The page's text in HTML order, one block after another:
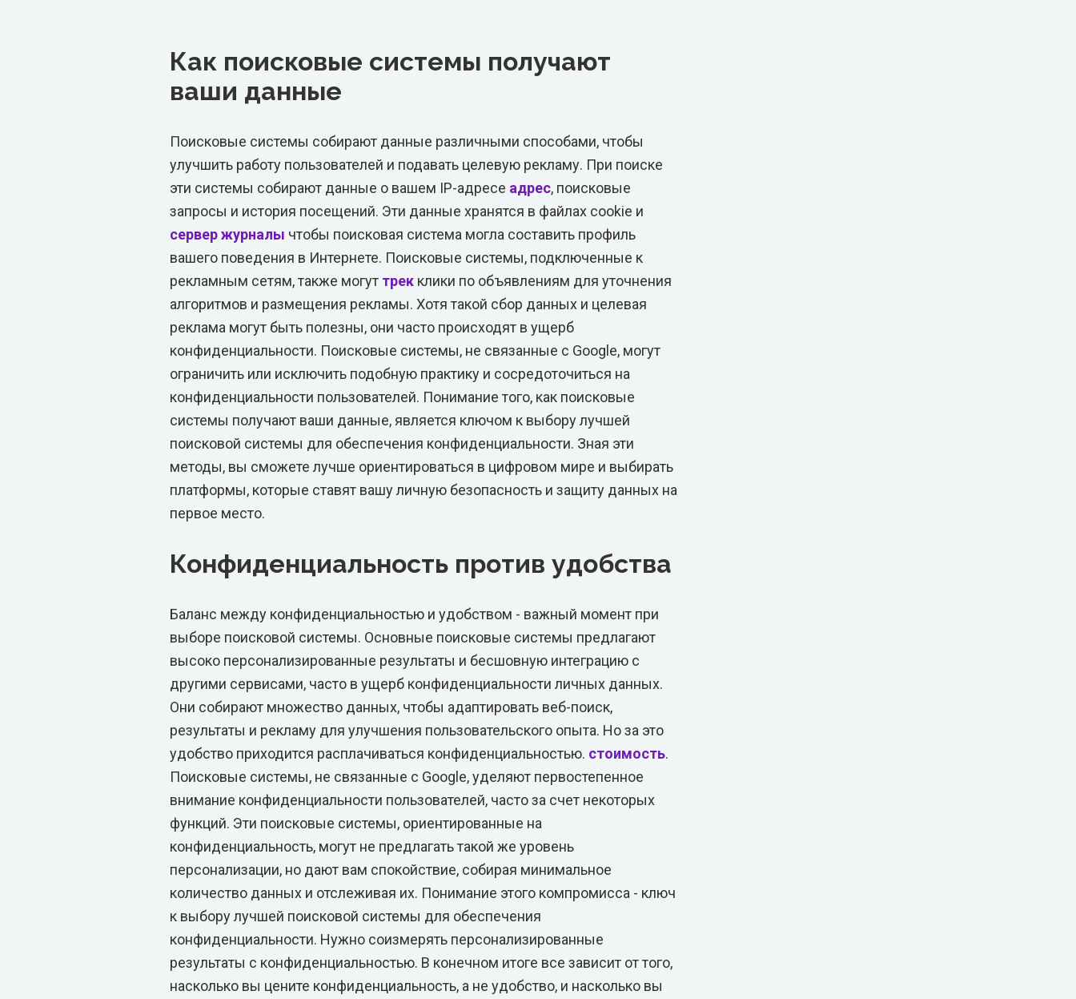
Как поисковые системы получают
ваши данные
Поисковые системы собирают данные различными способами, чтобы
улучшить работу пользователей и подавать целевую рекламу. При поиске
эти системы собирают данные о вашем IP-адресе адрес, поисковые
запросы и история посещений. Эти данные хранятся в файлах cookie и
сервержурналы чтобы поисковая система могла составить профиль
вашего поведения в Интернете. Поисковые системы, подключенные к
рекламным сетям, также могут трек клики по объявлениям для уточнения
алгоритмов и размещения рекламы. Хотя такой сбор данных и целевая
реклама могут быть полезны, они часто происходят в ущерб
конфиденциальности. Поисковые системы, не связанные с Google, могут
ограничить или исключить подобную практику и сосредоточиться на
конфиденциальности пользователей. Понимание того, как поисковые
системы получают ваши данные, является ключом к выбору лучшей
поисковой системы для обеспечения конфиденциальности. Зная эти
методы, вы сможете лучше ориентироваться в цифровом мире и выбирать
платформы, которые ставят вашу личную безопасность и защиту данных на
первое место.
Конфиденциальность против удобства
Баланс между конфиденциальностью и удобством - важный момент при
выборе поисковой системы. Основные поисковые системы предлагают
высоко персонализированные результаты и бесшовную интеграцию с
другими сервисами, часто в ущерб конфиденциальности личных данных.
Они собирают множество данных, чтобы адаптировать веб-поиск,
результаты и рекламу для улучшения пользовательского опыта. Но за это
удобство приходится расплачиваться конфиденциальностью. стоимость.
Поисковые системы, не связанные с Google, уделяют первостепенное
внимание конфиденциальности пользователей, часто за счет некоторых
функций. Эти поисковые системы, ориентированные на
конфиденциальность, могут не предлагать такой же уровень
персонализации, но дают вам спокойствие, собирая минимальное
количество данных и отслеживая их. Понимание этого компромисса - ключ
к выбору лучшей поисковой системы для обеспечения
конфиденциальности. Нужно соизмерять персонализированные
результаты с конфиденциальностью. В конечном итоге все зависит от того,
насколько вы цените конфиденциальность, а не удобство, и насколько вы